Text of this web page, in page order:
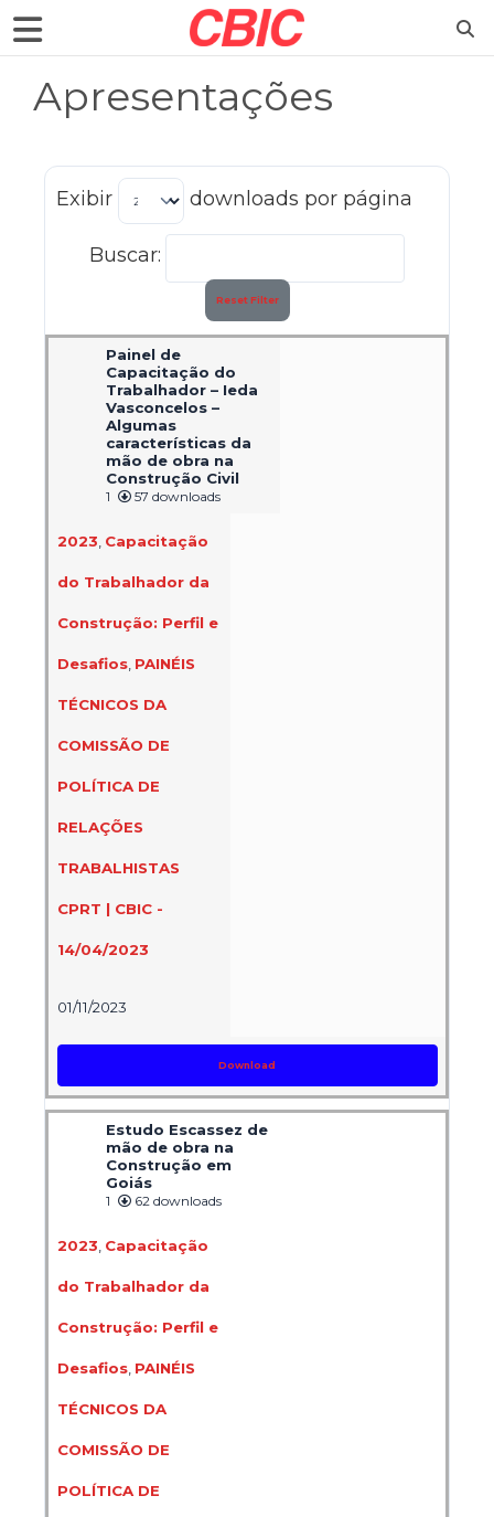
Apresentações
Exibir downloads por página
Buscar:
Reset Filter
Painel de
Capacitação do
Trabalhador – Ieda
Vasconcelos –
Algumas
características da
mão de obra na
Construção Civil
1 57 downloads
2023 Capacitação
do Trabalhador da
Construção: Perfil e
Desafios, PAINÉIS
TÉCNICOS DA
COMISSÃO DE
POLÍTICA DE
RELAÇÕES
TRABALHISTAS
CPRT | CBIC -
14/04/2023
01/11/2023
Download
Estudo Escassez de
mão de obra na
Construção em
Goiás
1 62 downloads
2023 Capacitação
do Trabalhador da
Construção: Perfil e
Desafios, PAINÉIS
TÉCNICOS DA
COMISSÃO DE
POLÍTICA DE